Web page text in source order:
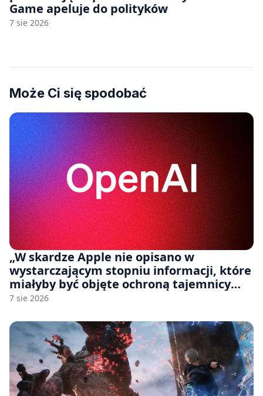
Game apeluje do polityków
7 sie 2026
Może Ci się spodobać
„W skardze Apple nie opisano w
wystarczającym stopniu informacji, które
miałyby być objęte ochroną tajemnicy
handlowej”. OpenAI żąda odrzucenia
7 sie 2026